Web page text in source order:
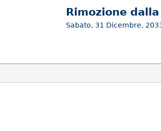
Rimozione
Sabato, 31 Dicembre,